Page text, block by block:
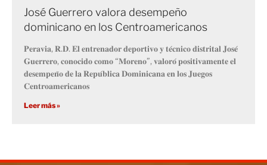
José Guerrero valora desempeño
dominicano en los Centroamericanos
𝐏𝐞𝐫𝐚𝐯𝐢𝐚, 𝐑.𝐃. 𝐄𝐥 𝐞𝐧𝐭𝐫𝐞𝐧𝐚𝐝𝐨𝐫 𝐝𝐞𝐩𝐨𝐫𝐭𝐢𝐯𝐨 𝐲 𝐭𝐞́𝐜𝐧𝐢𝐜𝐨 𝐝𝐢𝐬𝐭𝐫𝐢𝐭𝐚𝐥 𝐉𝐨𝐬𝐞́
𝐆𝐮𝐞𝐫𝐫𝐞𝐫𝐨, 𝐜𝐨𝐧𝐨𝐜𝐢𝐝𝐨 𝐜𝐨𝐦𝐨 “𝐌𝐨𝐫𝐞𝐧𝐨”, 𝐯𝐚𝐥𝐨𝐫𝐨́ 𝐩𝐨𝐬𝐢𝐭𝐢𝐯𝐚𝐦𝐞𝐧𝐭𝐞 𝐞𝐥
𝐝𝐞𝐬𝐞𝐦𝐩𝐞𝐧̃𝐨 𝐝𝐞 𝐥𝐚 𝐑𝐞𝐩𝐮́𝐛𝐥𝐢𝐜𝐚 𝐃𝐨𝐦𝐢𝐧𝐢𝐜𝐚𝐧𝐚 𝐞𝐧 𝐥𝐨𝐬 𝐉𝐮𝐞𝐠𝐨𝐬
𝐂𝐞𝐧𝐭𝐫𝐨𝐚𝐦𝐞𝐫𝐢𝐜𝐚𝐧𝐨𝐬
Leer más »